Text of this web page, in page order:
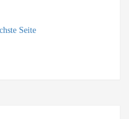
Seite